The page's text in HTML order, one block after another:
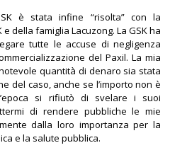
è stata infine “risolta” con la
della famiglia Lacuzong. La GSK ha
tutte le accuse di negligenza
del Paxil. La mia
quantità di denaro sia stata
del caso, anche se l’importo non è
si rifiutò di svelare i suoi
di rendere pubbliche le mie
dalla loro importanza per la
e la salute pubblica.